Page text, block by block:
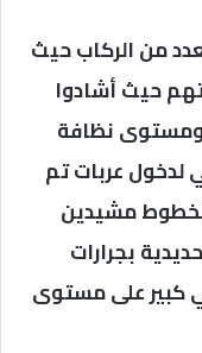
من الركاب حيث
حيث أشادوا
ومستوى نظافة
لدخول عربات تم
مشيدين
بجرارات
كبير على مستوى